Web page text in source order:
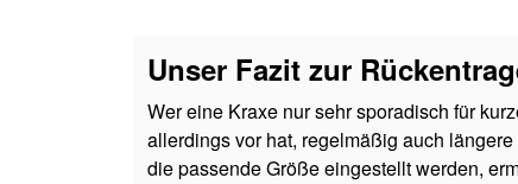
Unser Fazit zur
Wer eine Kraxe nur sehr sporadisch für
allerdings vor hat, regelmäßig auch
die passende Größe eingestellt werden,